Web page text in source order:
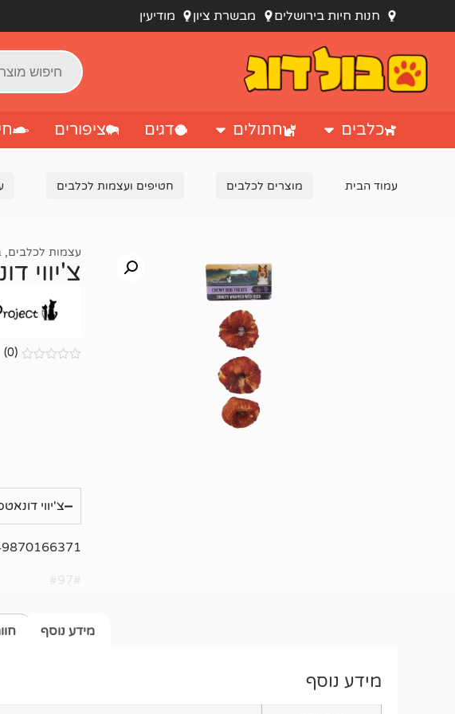
חנות חיות בירושלים מבשרת ציון מודיעין
כלבים חתולים דגים ציפורים
עמוד הבית מוצרים לכלבים חטיפים ועצמות לכלבים
עצמות לכלבים,
צ'יווי דונאטס
(0)
צ'יווי דונאטס בפאלו
#97#
מידע נוסף
מידע נוסף